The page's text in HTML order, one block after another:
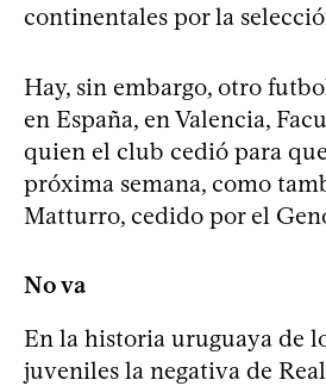
continentales por la
Hay, sin embargo, otro
en España, en Valencia,
quien el club cedió para
próxima semana, como
Matturro, cedido por el
No va
En la historia uruguaya de
juveniles la negativa de